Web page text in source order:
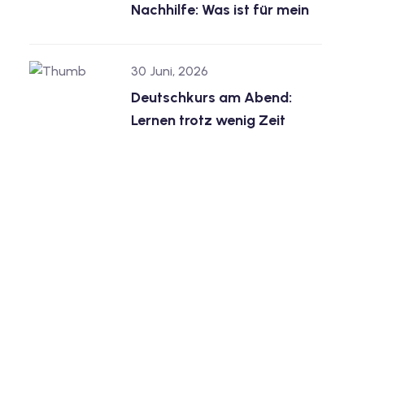
Nachhilfe: Was ist für mein
30 Juni, 2026
Deutschkurs am Abend:
Lernen trotz wenig Zeit